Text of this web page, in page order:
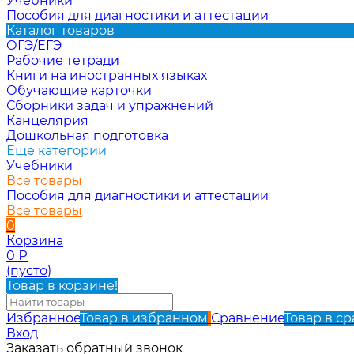
Пособия для диагностики и аттестации
Каталог товаров
ОГЭ/ЕГЭ
Рабочие тетради
Книги на иностранных языках
Обучающие карточки
Сборники задач и упражнений
Канцелярия
Дошкольная подготовка
Еще категории
Учебники
Все товары
Пособия для диагностики и аттестации
Все товары
0
Корзина
0 ₽
(пусто)
Товар в корзине!
ИзбранноеТовар в избранном СравнениеТовар в
Вход
Заказать обратный звонок